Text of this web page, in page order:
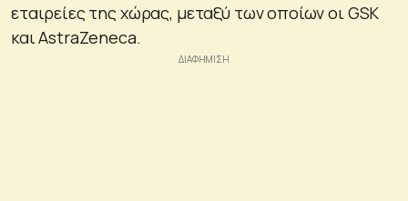
εταιρείες της χώρας, μεταξύ των οποίων οι GSK
και AstraZeneca.